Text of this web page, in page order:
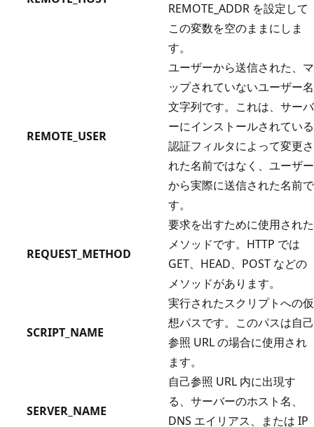
REMOTE_ADDR を設定して
この変数を空のままにしま
す。
REMOTE_USER
ユーザーから送信された、マ
ップされていないユーザー名
文字列です。これは、サーバ
ーにインストールされている
認証フィルタによって変更さ
れた名前ではなく、ユーザー
から実際に送信された名前で
す。
REQUEST_METHOD
要求を出すために使用された
メソッドです。HTTP では
GET、HEAD、POST などの
メソッドがあります。
SCRIPT_NAME
実行されたスクリプトへの仮
想パスです。このパスは自己
参照 URL の場合に使用され
ます。
SERVER_NAME
自己参照 URL 内に出現す
る、サーバーのホスト名、
DNS エイリアス、または IP